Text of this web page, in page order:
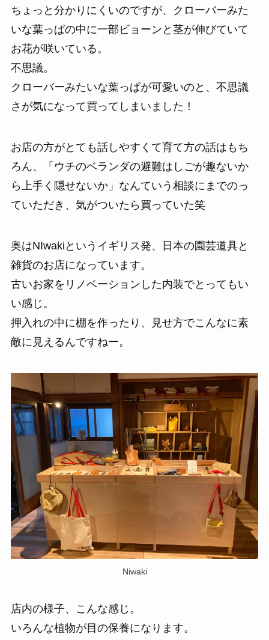
ちょっと分かりにくいのですが、クローバーみた
いな葉っぱの中に一部ビョーンと茎が伸びていて
お花が咲いている。
不思議。
クローバーみたいな葉っぱが可愛いのと、不思議
さが気になって買ってしまいました！
お店の方がとても話しやすくて育て方の話はもち
ろん、「ウチのベランダの避難はしごが趣ないか
ら上手く隠せないか」なんていう相談にまでのっ
ていただき、気がついたら買っていた笑
奥はNIwakiというイギリス発、日本の園芸道具と
雑貨のお店になっています。
古いお家をリノベーションした内装でとってもい
い感じ。
押入れの中に棚を作ったり、見せ方でこんなに素
敵に見えるんですねー。
Niwaki
店内の様子、こんな感じ。
いろんな植物が目の保養になります。